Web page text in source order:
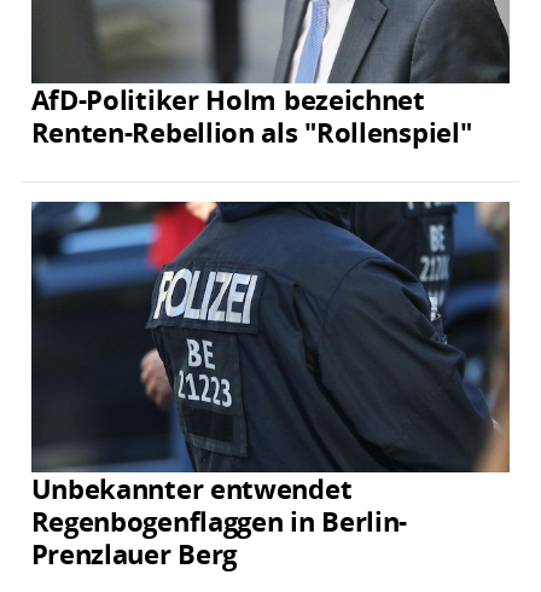
AfD-Politiker Holm bezeichnet
Renten-Rebellion als "Rollenspiel"
Unbekannter entwendet
Regenbogenflaggen in Berlin-
Prenzlauer Berg